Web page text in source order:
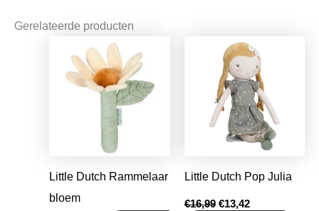
Gerelateerde producten
Little Dutch Rammelaar
bloem
Oorspronkelijke
prijs
was:
€7,95.
Huidige
prijs
is:
€6,28.
Little Dutch Pop Julia
€16,99
Oorspronkelijke
prijs
was:
€16,99.
€13,42
Huidige
prijs
is:
€13,42.